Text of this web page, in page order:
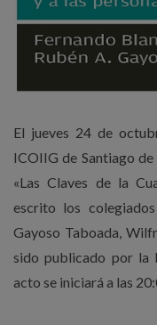
El jueves 24 de
ICOIIG de Santiago
«Las Claves de la
escrito los
Gayoso Taboada,
sido publicado por la
acto se iniciará a las